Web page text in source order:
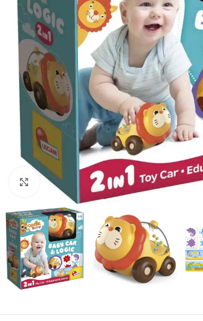
Click to enlarge